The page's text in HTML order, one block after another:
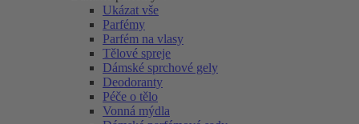
Ukázat vše
Parfémy
Parfém na vlasy
Tělové spreje
Dámské sprchové gely
Deodoranty
Péče o tělo
Vonná mýdla